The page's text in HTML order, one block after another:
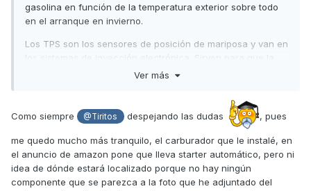
gasolina en función de la temperatura exterior sobre todo
en el arranque en invierno.
Los TPS son los sensores de posición de mariposa y van en
los sistemas de inyección electrónica. Sirven para que la
centralita regule la posición de encendido en todo momento
estrangulador electrónico sería el llamado "starter
automático" que en un carburador convencional no existe.
Me alegro que hayas podido solucionar esa avería con un
remedio tan económico.
Un saludo
Ver más
Como siempre @Tiritos despejando las dudas , pues
me quedo mucho más tranquilo, el carburador que le instalé, en
el anuncio de amazon pone que lleva starter automático, pero ni
idea de dónde estará localizado porque no hay ningún
componente que se parezca a la foto que he adjuntado del